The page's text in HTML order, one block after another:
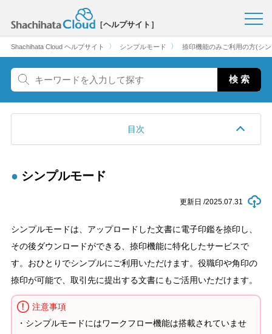
［ヘルプサイト］
Shachihata Cloud ヘルプサイト 〉 シンプルモード 〉 捺印機能のみご利用の方(シ
目次
シンプルモード
更新日 /2025.07.31
シンプルモードは、アップロードした文書に電子印鑑を捺印し、
その後ダウンロードができる、捺印機能に特化したサービスで
す。おひとりでシンプルにご利用いただけます。役職印や角印の
捺印が可能で、取引先に提出する文書にもご活用いただけます。
注意事項
・シンプルモードにはワークフロー機能は搭載されていませ